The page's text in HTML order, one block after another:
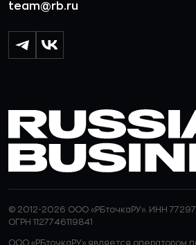
team@rb.ru
© 2012-2026 ООО «РБточкаРУ». ИНН
ОГРН 1127746119841
ООО «РБточкаРУ» является оператором